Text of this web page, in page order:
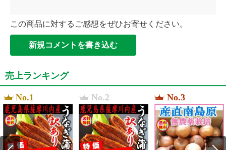
この商品に対するご感想をぜひお寄せください。
新規コメントを書き込む
売上ランキング
No.1 No.2 No.3